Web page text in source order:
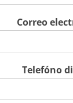
Correo
Telefóno